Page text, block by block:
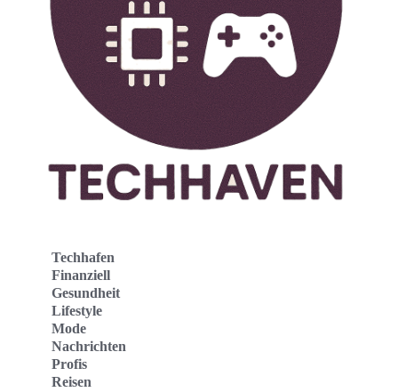
Techhafen
Finanziell
Gesundheit
Lifestyle
Mode
Nachrichten
Profis
Reisen